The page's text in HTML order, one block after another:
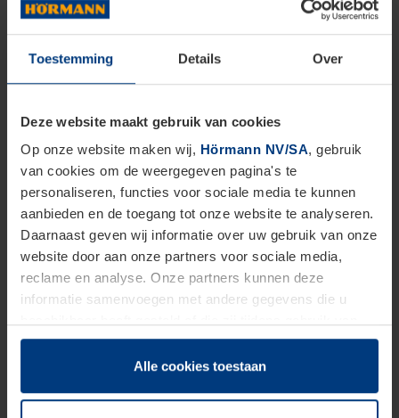
Toestemming Details Over
Deze website maakt gebruik van cookies
Op onze website maken wij, Hörmann NV/SA, gebruik
van cookies om de weergegeven pagina's te
personaliseren, functies voor sociale media te kunnen
aanbieden en de toegang tot onze website te analyseren.
Daarnaast geven wij informatie over uw gebruik van onze
website door aan onze partners voor sociale media,
reclame en analyse. Onze partners kunnen deze
informatie samenvoegen met andere gegevens die u
hun diensten hebben verzameld.
Juridisch hebben wij het recht om cookies op uw
van deze pagina's absoluut vereist is. Voor alle andere
Alle cookies toestaan